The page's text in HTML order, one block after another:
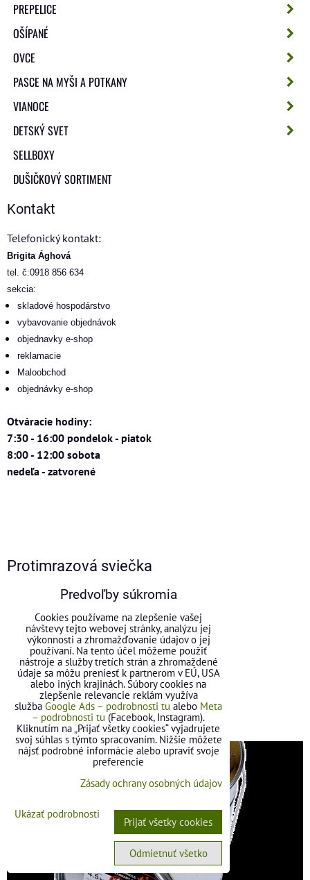
PREPELICE
OŠÍPANÉ
OVCE
PASCE NA MYŠI A POTKANY
VIANOCE
DETSKÝ SVET
SELLBOXY
DUŠIČKOVÝ SORTIMENT
Kontakt
Telefonický kontakt:
Brigita Ághová
tel. č:0918 856 634
sekcia:
skladové hospodárstvo
vybavovanie objednávok
objednavky e-shop
reklamacie
Maloobchod
objednávky e-shop
Otváracie hodiny:
7:30 - 16:00 pondelok - piatok
8:00 - 12:00 sobota
nedeľa - zatvorené
Protimrazová sviečka
Protimrazová sviečka
Predvoľby súkromia
Cookies používame na zlepšenie vašej
návštevy tejto webovej stránky, analýzu jej
výkonnosti a zhromažďovanie údajov o jej
používaní. Na tento účel môžeme použiť
nástroje a služby tretích strán a zhromaždené
údaje sa môžu preniesť k partnerom v EÚ, USA
alebo iných krajinách. Súbory cookies na
zlepšenie relevancie reklám využíva
služba Google Ads – podrobnosti tu alebo Meta
– podrobnosti tu (Facebook, Instagram).
Kliknutím na „Prijať všetky cookies“ vyjadrujete
svoj súhlas s týmto spracovaním. Nižšie môžete
nájsť podrobné informácie alebo upraviť svoje
preferencie
Zásady ochrany osobných údajov
Ukázať podrobnosti
Prijať všetky cookies
Odmietnuť všetko